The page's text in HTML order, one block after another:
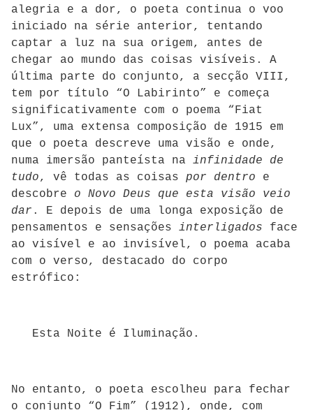
alegria e a dor, o poeta continua o voo
iniciado na série anterior, tentando
captar a luz na sua origem, antes de
chegar ao mundo das coisas visíveis. A
última parte do conjunto, a secção VIII,
tem por título “O Labirinto” e começa
significativamente com o poema “Fiat
Lux”, uma extensa composição de 1915 em
que o poeta descreve uma visão e onde,
numa imersão panteísta na infinidade de
tudo, vê todas as coisas por dentro e
descobre o Novo Deus que esta visão veio
dar . E depois de uma longa exposição de
pensamentos e sensações interligados face
ao visível e ao invisível, o poema acaba
com o verso, destacado do corpo
estrófico:
Esta Noite é Iluminação.
No entanto, o poeta escolheu para fechar
o conjunto “O Fim” (1912), onde, com